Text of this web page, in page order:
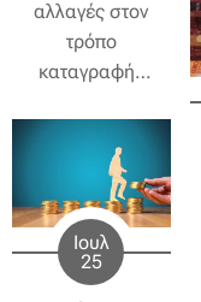
αλλαγές στον
τρόπο
καταγραφής
περιουσίας
φέρνει το νέο
Μητρώο
Ιδιοκτησίας
και
Ιουλ
25